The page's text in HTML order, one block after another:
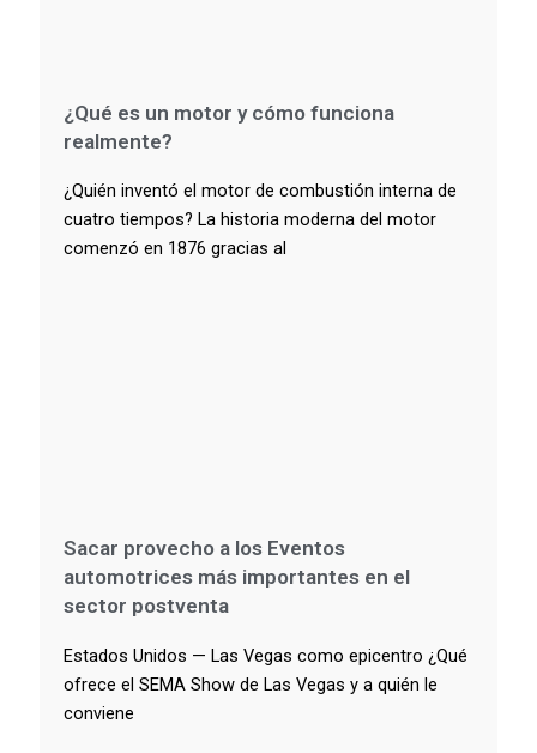
¿Qué es un motor y cómo funciona
realmente?
¿Quién inventó el motor de combustión interna de
cuatro tiempos? La historia moderna del motor
comenzó en 1876 gracias al
Sacar provecho a los Eventos
automotrices más importantes en el
sector postventa
Estados Unidos — Las Vegas como epicentro ¿Qué
ofrece el SEMA Show de Las Vegas y a quién le
conviene